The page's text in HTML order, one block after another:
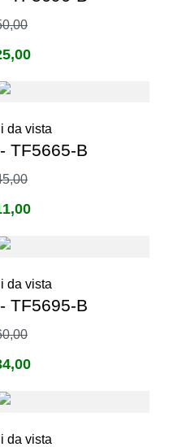
da vista
TF5665-B
da vista
TF5695-B
da vista